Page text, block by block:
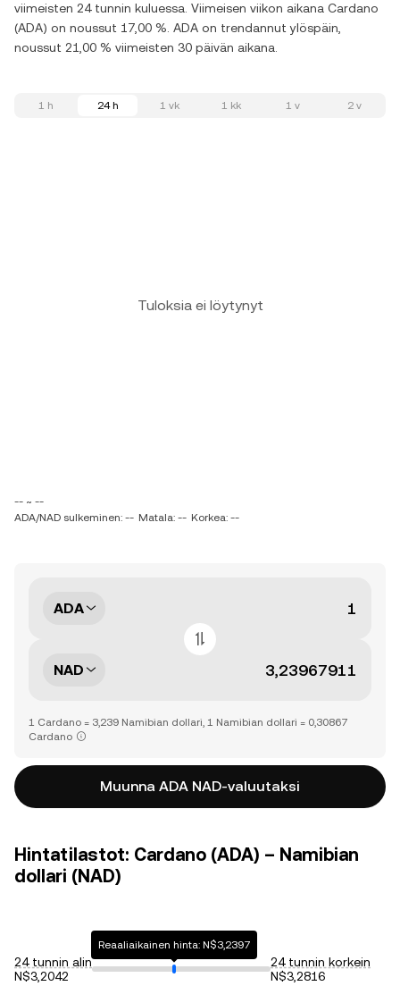
viimeisten 24 tunnin kuluessa. Viimeisen viikon aikana Cardano
(ADA) on noussut 17,00 %. ADA on trendannut ylöspäin,
noussut 21,00 % viimeisten 30 päivän aikana.
1 h 24 h 1 vk 1 kk 1 v 2 v
Tuloksia ei löytynyt
-- ~ --
ADA/NAD sulkeminen: -- Matala: -- Korkea: --
ADA
NAD
1 Cardano = 3,239 Namibian dollari, 1 Namibian dollari = 0,30867
Cardano
Muunna ADA NAD-valuutaksi
Hintatilastot: Cardano (ADA) – Namibian
dollari (NAD)
24 tunnin alin
N$3,2042
Reaaliaikainen hinta: N$3,2397
24 tunnin korkein
N$3,2816